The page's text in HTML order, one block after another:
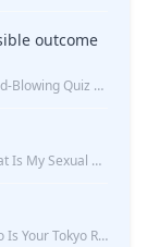
outcome
Mind-Blowing Quiz Reveals: Will I Be Alone Forever?
What Is My Sexual Orientation: Uncovered
Who Is Your Tokyo Revengers Boyfriend?